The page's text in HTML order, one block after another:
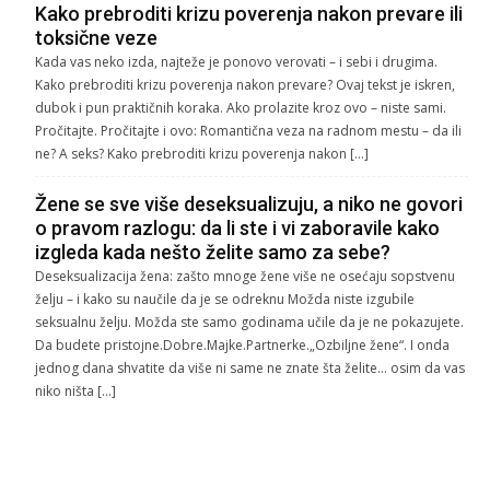
Kako prebroditi krizu poverenja nakon prevare ili
toksične veze
Kada vas neko izda, najteže je ponovo verovati – i sebi i drugima.
Kako prebroditi krizu poverenja nakon prevare? Ovaj tekst je iskren,
dubok i pun praktičnih koraka. Ako prolazite kroz ovo – niste sami.
Pročitajte. Pročitajte i ovo: Romantična veza na radnom mestu – da ili
ne? A seks? Kako prebroditi krizu poverenja nakon […]
Žene se sve više deseksualizuju, a niko ne govori
o pravom razlogu: da li ste i vi zaboravile kako
izgleda kada nešto želite samo za sebe?
Deseksualizacija žena: zašto mnoge žene više ne osećaju sopstvenu
želju – i kako su naučile da je se odreknu Možda niste izgubile
seksualnu želju. Možda ste samo godinama učile da je ne pokazujete.
Da budete pristojne.Dobre.Majke.Partnerke.„Ozbiljne žene“. I onda
jednog dana shvatite da više ni same ne znate šta želite… osim da vas
niko ništa […]